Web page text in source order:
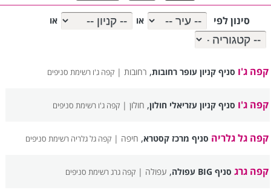
סינון לפי או או
קפה ג'ו סניף קניון עופר רחובות, רחובות |קפה ג'ו רשימת סניפים
קפה ג'ו סניף קניון עזריאלי חולון, חולון |קפה ג'ו רשימת סניפים
קפה גל גלריה סניף מרכז קסטרא, חיפה |קפה גל גלריה רשימת סניפים
קפה גרג סניף BIG עפולה , עפולה |קפה גרג רשימת סניפים